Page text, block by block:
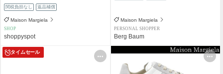
関税負担なし 返品補償
Maison Margiela
SHOP
shoppyspot
Maison Margiela
PERSONAL SHOPPER
Berg Baum
タイムセール